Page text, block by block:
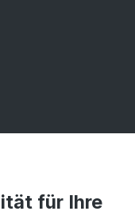
für Ihre